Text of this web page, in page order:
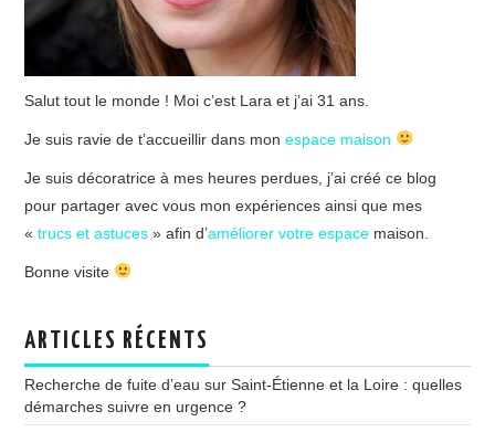
Salut tout le monde ! Moi c’est Lara et j’ai 31 ans.
Je suis ravie de t’accueillir dans monespace maison
Je suis décoratrice à mes heures perdues, j’ai créé ce blog
pour partager avec vous mon expériences ainsi que mes
«trucs et astuces » afin d’améliorer votre espace maison.
Bonne visite
ARTICLES RÉCENTS
Recherche de fuite d’eau sur Saint-Étienne et la Loire : quelles
démarches suivre en urgence ?